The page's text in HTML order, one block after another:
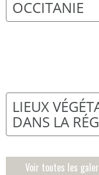
OCCITANIE
LIEUX
DANS LA
Voir toutes les